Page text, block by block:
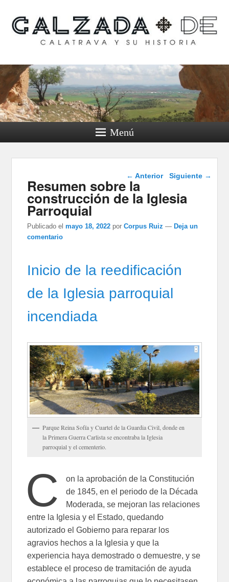
Calzada de Calatrava y
su historia
Menú
Navegación de
entradas
← Anterior Siguiente →
Resumen sobre la
construcción de la Iglesia
Parroquial
Publicado el mayo 18, 2022 porCorpus Ruiz — Deja un
comentario
Inicio de la reedificación
de la Iglesia parroquial
incendiada
Parque Reina Sofía y Cuartel de la Guardia Civil, donde en
la Primera Guerra Carlista se encontraba la Iglesia
parroquial y el cementerio.
C
on la aprobación de la Constitución
de 1845, en el periodo de la Década
Moderada, se mejoran las relaciones
entre la Iglesia y el Estado, quedando
autorizado el Gobierno para reparar los
agravios hechos a la Iglesia y que la
experiencia haya demostrado o demuestre, y se
establece el proceso de tramitación de ayuda